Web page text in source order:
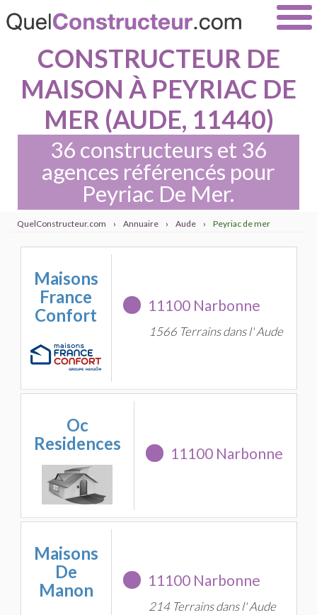
CONSTRUCTEUR DE
MAISON À PEYRIAC DE
MER (AUDE, 11440)
36 constructeurs et 36
agences référencés pour
Peyriac De Mer.
QuelConstructeur.com › Annuaire › Aude › Peyriac de mer
Maisons
France
Confort
11100 Narbonne
1566 Terrains dans l' Aude
Oc
Residences
11100 Narbonne
Maisons
De
Manon
11100 Narbonne
214 Terrains dans l' Aude